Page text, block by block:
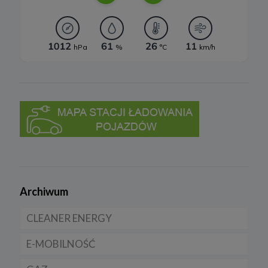
Archiwum
CLEANER ENERGY
Dla domu
E-MOBILNOŚĆ